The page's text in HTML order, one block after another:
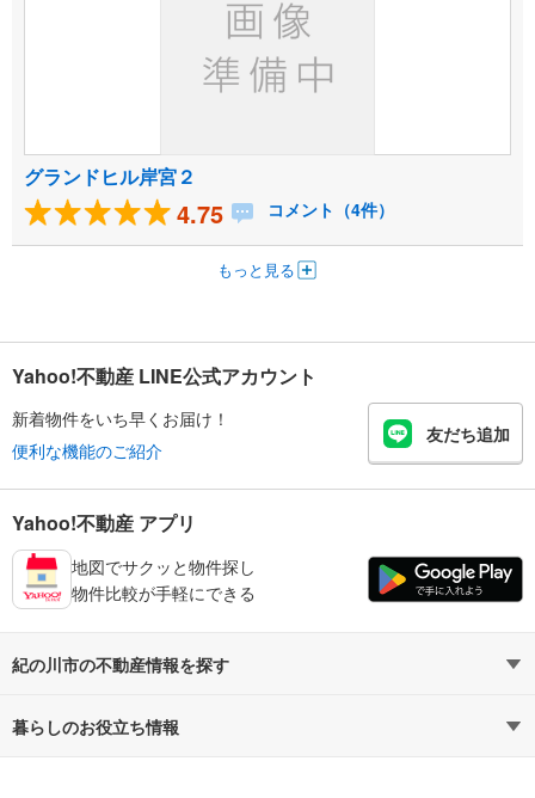
グランドヒル岸宮２
4.75 コメント（4件）
もっと見る
Yahoo!不動産 LINE公式アカウント
新着物件をいち早くお届け！
便利な機能のご紹介
友だち追加
Yahoo!不動産 アプリ
地図でサクッと物件探し
物件比較が手軽にできる
紀の川市の不動産情報を探す
不動産・住宅
暮らしのお役立ち情報